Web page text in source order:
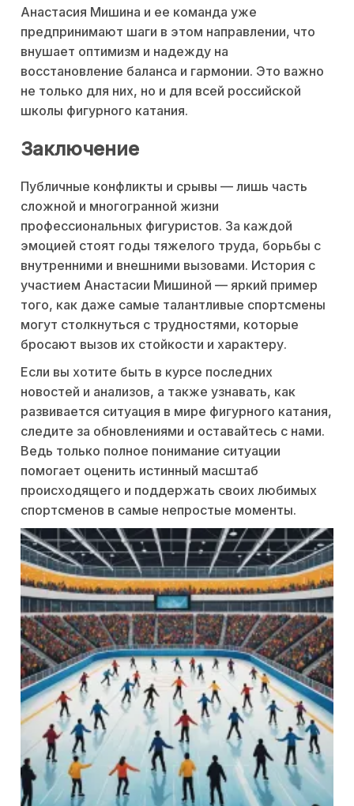
Анастасия Мишина и ее команда уже
предпринимают шаги в этом направлении, что
внушает оптимизм и надежду на
восстановление баланса и гармонии. Это важно
не только для них, но и для всей российской
школы фигурного катания.
Заключение
Публичные конфликты и срывы — лишь часть
сложной и многогранной жизни
профессиональных фигуристов. За каждой
эмоцией стоят годы тяжелого труда, борьбы с
внутренними и внешними вызовами. История с
участием Анастасии Мишиной — яркий пример
того, как даже самые талантливые спортсмены
могут столкнуться с трудностями, которые
бросают вызов их стойкости и характеру.
Если вы хотите быть в курсе последних
новостей и анализов, а также узнавать, как
развивается ситуация в мире фигурного катания,
следите за обновлениями и оставайтесь с нами.
Ведь только полное понимание ситуации
помогает оценить истинный масштаб
происходящего и поддержать своих любимых
спортсменов в самые непростые моменты.